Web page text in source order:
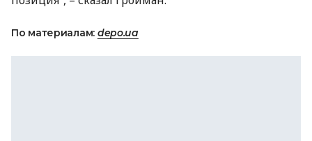
По материалам: depo.ua